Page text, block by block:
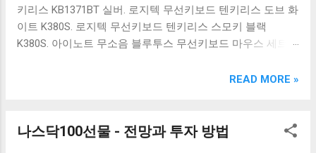
키리스 KB1371BT 실버. 로지텍 무선키보드 텐키리스 도브 화
이트 K380S. 로지텍 무선키보드 텐키리스 스모키 블랙
K380S. 아이노트 무소음 블루투스 무선키보드 마우스 세트
OABTKBDA 퓨어 화이트. 코시 베이직 블루투스 키보드
랙. 큐센 멤브레인 무선 키보드 블랙 K1000 일반형 블루투스
READ MORE »
나스닥100선물 - 전망과 투자 방법